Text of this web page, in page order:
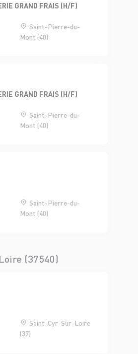
GRAND FRAIS (H/F)
Saint-Pierre-du-
Mont (40)
GRAND FRAIS (H/F)
Saint-Pierre-du-
Mont (40)
Saint-Pierre-du-
Mont (40)
(37540)
Saint-Cyr-Sur-Loire
(37)